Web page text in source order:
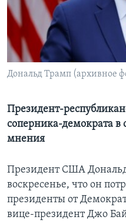
Learning English
СОЦИАЛЬНЫЕ СЕТИ
Языки
Дональд Трамп (архивное
Президент-
соперника-демократа в
мнения
Президент США
воскресенье, что он
президенты от
вице-президент Джо